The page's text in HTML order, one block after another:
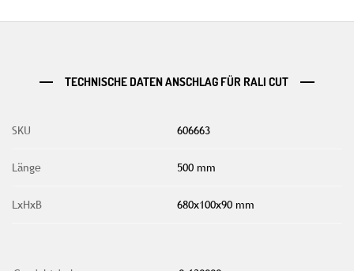
TECHNISCHE DATEN ANSCHLAG FÜR RALI CUT
SKU 606663
Länge 500 mm
LxHxB 680x100x90 mm